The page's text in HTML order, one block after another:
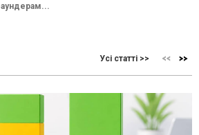
Усі статті >>